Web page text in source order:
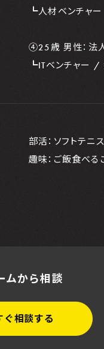
┗人材ベンチャー
④25歳 男性：法
┗ITベンチャー /
部活：ソフトテニ
趣味：ご飯食べる
ムから相談
ぐ相談する